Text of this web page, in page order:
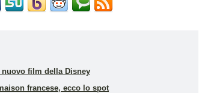
film della Disney
francese, ecco lo spot